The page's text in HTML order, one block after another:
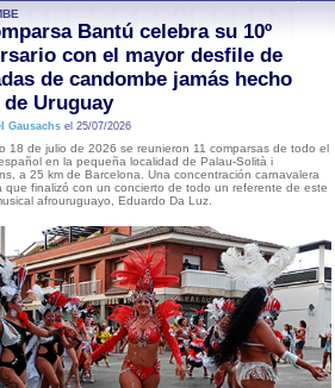
Bantú celebra su 10º
con el mayor desfile de
de candombe jamás hecho
Uruguay
Gausachsel 25/07/2026
18 de julio de 2026 se reunieron 11 comparsas de todo el
en la pequeña localidad de Palau-Solità i
a 25 km de Barcelona. Una concentración carnavalera
que finalizó con un concierto de todo un referente de este
afrouruguayo, Eduardo Da Luz.